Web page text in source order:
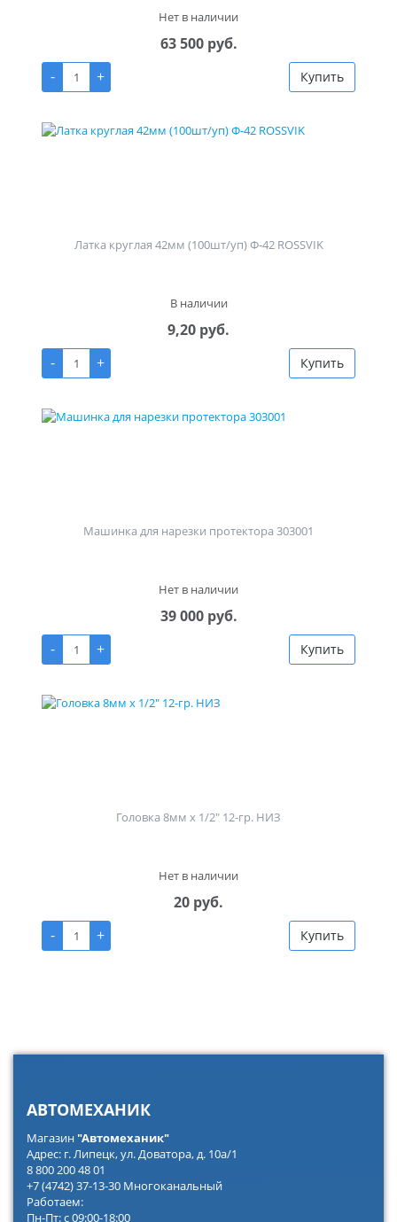
Нет в наличии
63 500 руб.
-
+ Купить
Латка круглая 42мм (100шт/уп) Ф-42 ROSSVIK
В наличии
9,20 руб.
-
+ Купить
Машинка для нарезки протектора 303001
Нет в наличии
39 000 руб.
-
+ Купить
Головка 8мм х 1/2" 12-гр. НИЗ
Нет в наличии
20 руб.
-
+ Купить
АВТОМЕХАНИК
Магазин"Автомеханик"
Адрес: г. Липецк, ул. Доватора, д. 10а/1
8 800 200 48 01
+7 (4742) 37-13-30 Многоканальный
Работаем:
Пн-Пт: с 09:00-18:00